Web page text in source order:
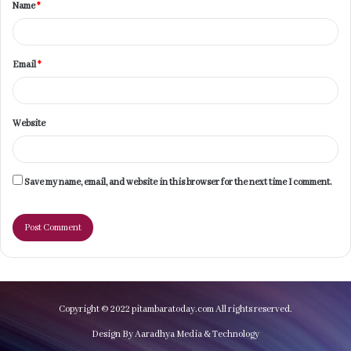
*Name*
Email*
Website
Save my name, email, and website in this browser for the next time I comment.
Copyright © 2022 pitambaratoday.com All rights reserved.
Design By Aaradhya Media & Technology